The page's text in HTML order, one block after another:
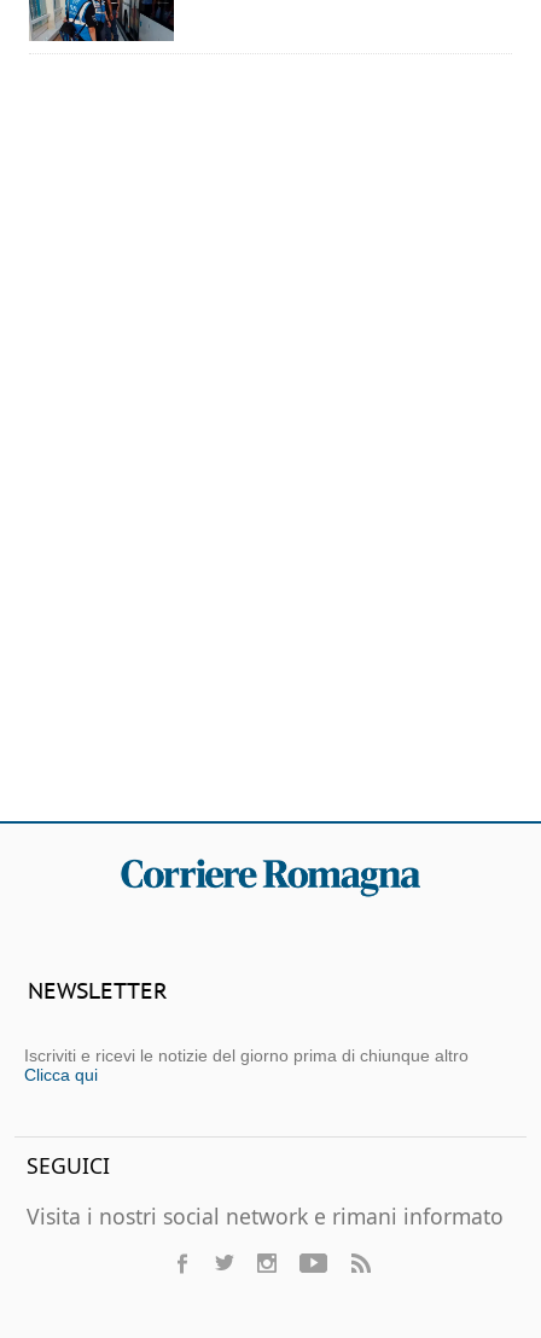
NEWSLETTER
Iscriviti e ricevi le notizie del giorno prima di chiunque altro
Clicca qui
SEGUICI
Visita i nostri social network e rimani informato